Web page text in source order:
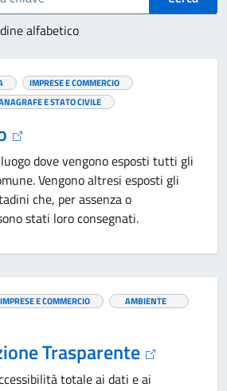
alfabetico
IMPRESE E COMMERCIO
E STATO CIVILE
dove vengono esposti tutti gli
Vengono altresi esposti gli
che, per assenza o
stati loro consegnati.
IMPRESE E COMMERCIO
AMBIENTE
Trasparente
totale ai dati e ai